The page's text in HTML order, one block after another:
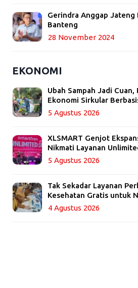
Gerindra Anggap Jateng
Banteng
28 November 2024
EKONOMI
Ubah Sampah Jadi
Ekonomi Sirkular
5 Agustus 2026
XLSMART Genjot
Nikmati Layanan
5 Agustus 2026
Tak Sekadar Layanan
Kesehatan Gratis untuk
4 Agustus 2026